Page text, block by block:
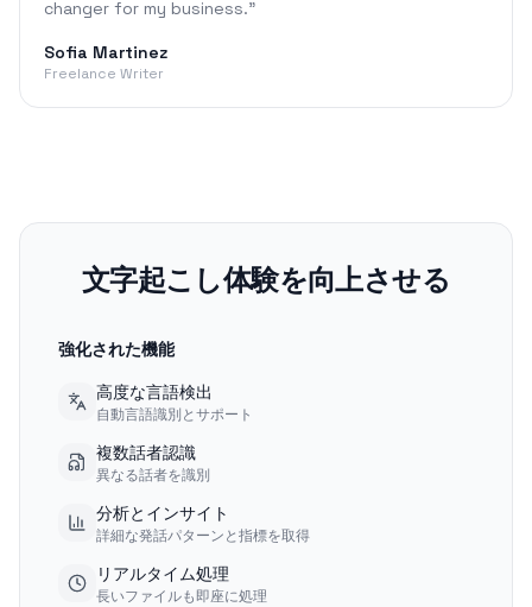
changer for my business."
Sofia Martinez
Freelance Writer
文字起こし体験を向上させる
強化された機能
高度な言語検出
自動言語識別とサポート
複数話者認識
異なる話者を識別
分析とインサイト
詳細な発話パターンと指標を取得
リアルタイム処理
長いファイルも即座に処理